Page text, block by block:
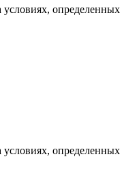
определенных
определенных